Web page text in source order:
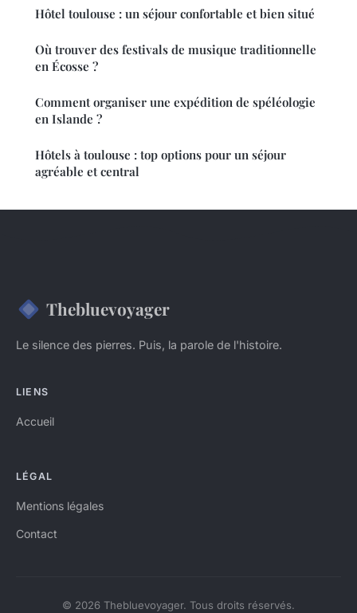
Hôtel toulouse : un séjour confortable et bien situé
Où trouver des festivals de musique traditionnelle
en Écosse ?
Comment organiser une expédition de spéléologie
en Islande ?
Hôtels à toulouse : top options pour un séjour
agréable et central
Thebluevoyager
Le silence des pierres. Puis, la parole de l'histoire.
LIENS
Accueil
LÉGAL
Mentions légales
Contact
© 2026 Thebluevoyager. Tous droits réservés.